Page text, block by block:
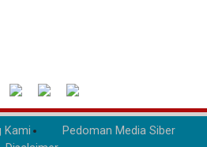
Kami
Pedoman Media Siber